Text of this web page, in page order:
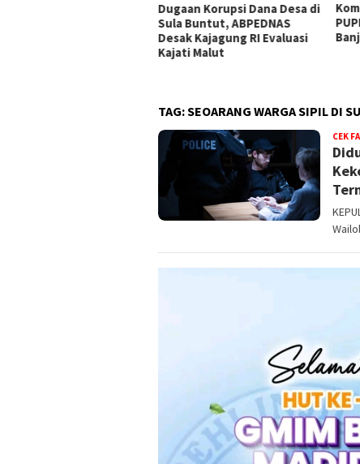
Komisi III DPRD, BPBD, dan
PUPR Sula Tinjau Dampak
Banjir di Desa Waisakai
18
TAG:SEOARANG WARGA SIPIL DI
CEK